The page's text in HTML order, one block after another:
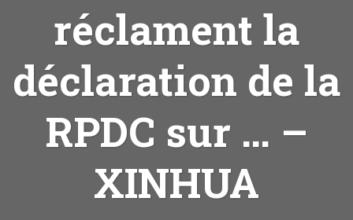
réclament la
déclaration de la
RPDC sur … –
XINHUA